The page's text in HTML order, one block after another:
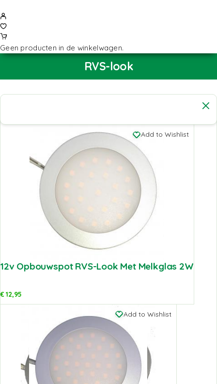
Geen producten in de winkelwagen.
RVS-look
Add to Wishlist
12v Opbouwspot RVS-Look Met Melkglas 2W
€12,95
Add to Wishlist